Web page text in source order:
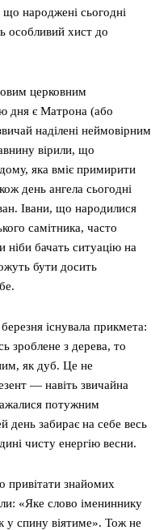
що народжені сьогодні
особливий хист до
церковним
дня є Матрона (або
наділені неймовірним
вірили, що
яка вміє примирити
день ангела сьогодні
Івани, що народилися
самітника, часто
бачать ситуацію на
бути досить
існувала прикмета:
зроблене з дерева, то
як дуб. Це не
— навіть звичайна
потужним
день забирає на себе весь
чисту енергію весни.
привітати знайомих
«Яке слово імениннику
у спину віятиме». Тож не